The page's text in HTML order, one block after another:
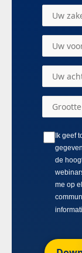
Ik geef
de
me op